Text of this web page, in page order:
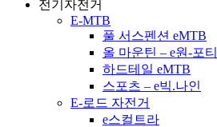
전기자전거
E-MTB
풀 서스펜션 eMTB
올 마운틴 – e원-포티
하드테일 eMTB
스포츠 – e빅.나인
E-로드 자전거
e스컬트라